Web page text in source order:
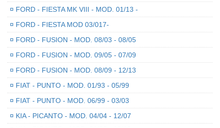
¤ FORD - FIESTA MK VIII - MOD. 01/13 -
¤ FORD - FIESTA MOD 03/017-
¤ FORD - FUSION - MOD. 08/03 - 08/05
¤ FORD - FUSION - MOD. 09/05 - 07/09
¤ FORD - FUSION - MOD. 08/09 - 12/13
¤ FIAT - PUNTO - MOD. 01/93 - 05/99
¤ FIAT - PUNTO - MOD. 06/99 - 03/03
¤ KIA - PICANTO - MOD. 04/04 - 12/07